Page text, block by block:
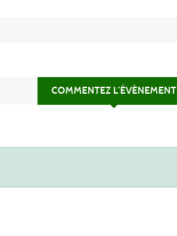
COMMENTEZ L’ÉVÈNEMENT